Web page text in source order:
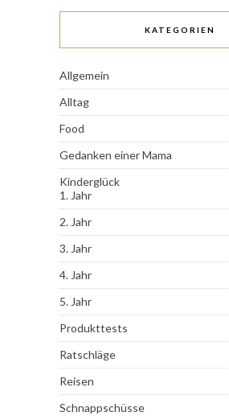
KATEGORIEN
Allgemein
Alltag
Food
Gedanken einer Mama
Kinderglück
1. Jahr
2. Jahr
3. Jahr
4. Jahr
5. Jahr
Produkttests
Ratschläge
Reisen
Schnappschüsse